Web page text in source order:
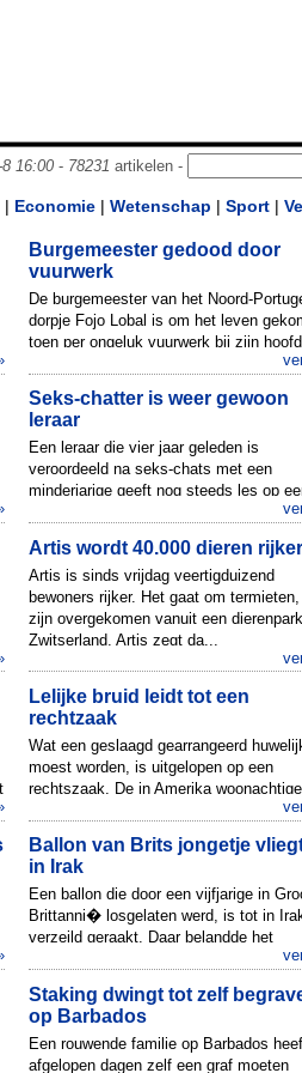
16:00- 78231 artikelen -
| Economie | Wetenschap | Sport |
Burgemeester gedood door
vuurwerk
De burgemeester van het Noord-
dorpje Fojo Lobal is om het leven
toen per ongeluk vuurwerk bij zijn
Seks-chatter is weer gewoon
leraar
Een leraar die vier jaar geleden is
veroordeeld na seks-chats met een
minderjarige geeft nog steeds les op
middelbare school. Volgens het AD
Artis wordt 40.000 dieren rijker
Artis is sinds vrijdag veertigduizend
bewoners rijker. Het gaat om
zijn overgekomen vanuit een
Zwitserland. Artis zegt da...
Lelijke bruid leidt tot een
rechtzaak
Wat een geslaagd gearrangeerd
moest worden, is uitgelopen op een
rechtszaak. De in Amerika woonachtige
familie Pandey reisde vol goede moed
Ballon van Brits jongetje
in Irak
Een ballon die door een vijfjarige in
Brittanni� losgelaten werd, is tot in
verzeild geraakt. Daar belandde het
Staking dwingt tot zelf
op Barbados
Een rouwende familie op Barbados
afgelopen dagen zelf een graf moeten